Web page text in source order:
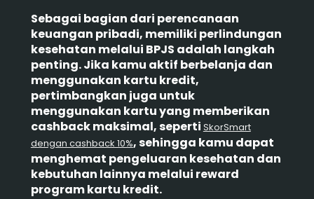
Sebagai bagian dari perencanaan
keuangan pribadi, memiliki perlindungan
kesehatan melalui BPJS adalah langkah
penting. Jika kamu aktif berbelanja dan
menggunakan kartu kredit,
pertimbangkan juga untuk
menggunakan kartu yang memberikan
cashback maksimal, seperti SkorSmart
dengan cashback 10%, sehingga kamu dapat
menghemat pengeluaran kesehatan dan
kebutuhan lainnya melalui reward
program kartu kredit.